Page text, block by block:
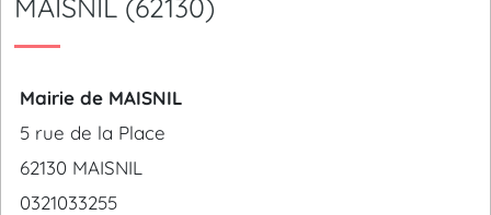
MAISNIL (62130)
Mairie de MAISNIL
5 rue de la Place
62130 MAISNIL
0321033255